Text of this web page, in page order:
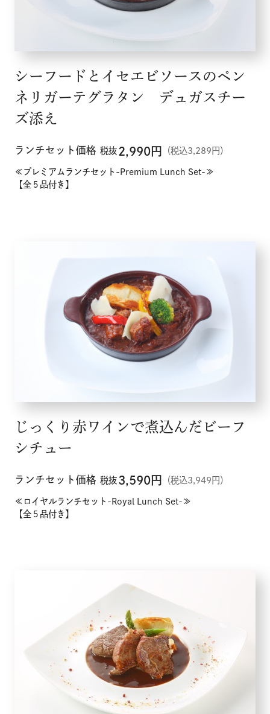
シーフードとイセエビソースのペン
ネリガーテグラタン デュガスチー
ズ添え
ランチセット価格 税抜 2,990円 （税込3,289円）
≪プレミアムランチセット-Premium Lunch Set-≫
【全５品付き】
じっくり赤ワインで煮込んだビーフ
シチュー
ランチセット価格 税抜 3,590円 （税込3,949円）
≪ロイヤルランチセット-Royal Lunch Set-≫
【全５品付き】